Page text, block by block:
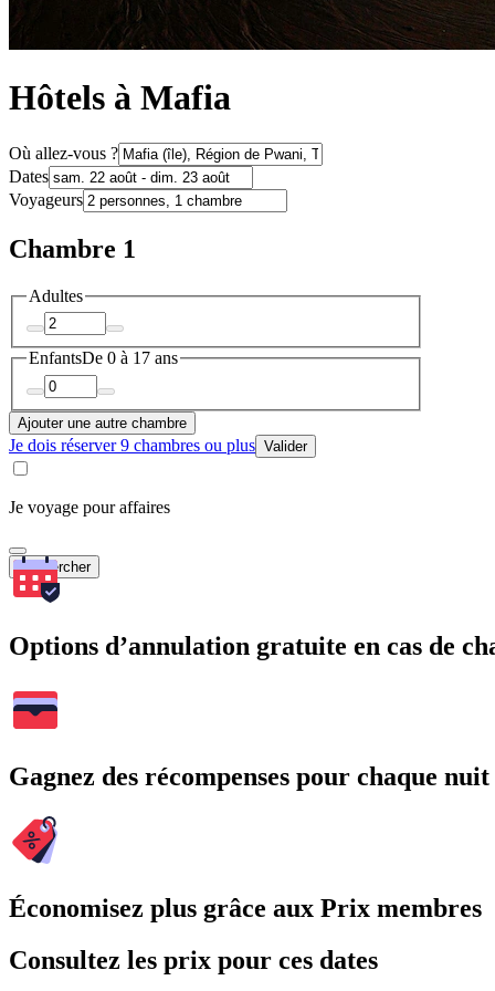
Hôtels à Mafia
Où allez-vous ?
Dates
Voyageurs
Chambre 1
Adultes
EnfantsDe 0 à 17 ans
Ajouter une autre chambre
Je dois réserver 9 chambres ou plus Valider
Je voyage pour affaires
Rechercher
Options d’annulation gratuite en cas de
Gagnez des récompenses pour chaque
Économisez plus grâce aux Prix membres
Consultez les prix pour ces dates